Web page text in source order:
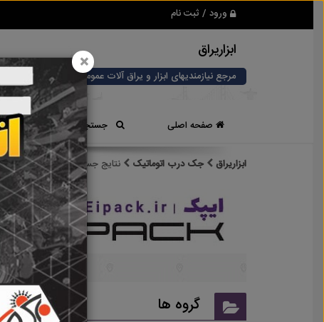
ورود / ثبت نام
ابزاریراق
مرجع نیازمندیهای ابزار و یراق آلات عمومی و صنعتی
صفحه اصلی جستجوی سریع
ابزاریراق جک درب اتوماتیک نتایج جستجو برای برچسب جک
گروه ها
×